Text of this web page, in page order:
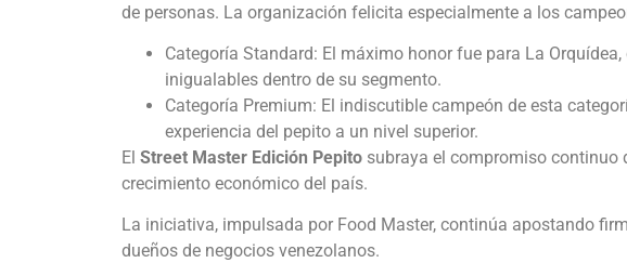
de personas. La organización felicita especialmente a los
Categoría Standard: El máximo honor fue para La
inigualables dentro de su segmento.
Categoría Premium: El indiscutible campeón de esta
experiencia del pepito a un nivel superior.
El Street Master Edición Pepito subraya el compromiso continuo
crecimiento económico del país.
La iniciativa, impulsada por Food Master, continúa apostando
dueños de negocios venezolanos.